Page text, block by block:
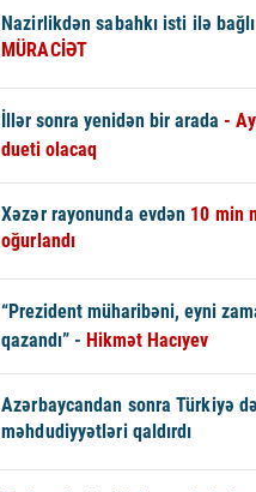
Nazirlikdən sabahkı isti ilə
MÜRACİƏT
İllər sonra yenidən bir arada -
dueti olacaq
Xəzər rayonunda evdən 10 min
oğurlandı
“Prezident müharibəni, eyni
qazandı” - Hikmət Hacıyev
Azərbaycandan sonra Türkiyə də
məhdudiyyətləri qaldırdı